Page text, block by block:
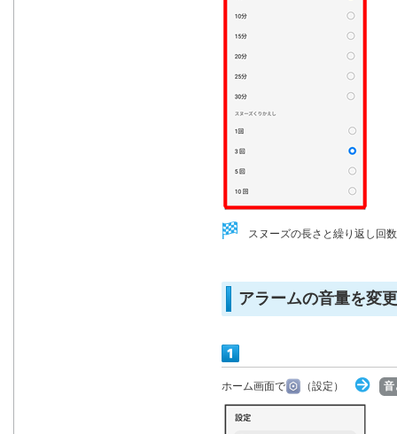
スヌーズの長さと繰り返し回
アラームの音量を変
ホーム画面で （設定） 音